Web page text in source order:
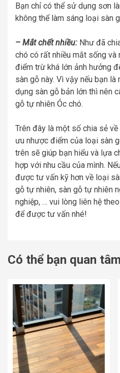
Bạn chỉ có thể sử dụng sơn
không thể làm sáng loại sàn
– Mắt chết nhiều: Như đã
chó có rất nhiều mắt sống
điểm trừ khá lớn ảnh hưởng
sàn gỗ này. Vì vậy nếu bạn
dụng sàn gỗ bản lớn thì nên
gỗ tự nhiên Óc chó.
Trên đây là một số chia sẻ
ưu nhược điểm của loại sàn
trên sẽ giúp bạn hiểu và lựa
hợp với nhu cầu của mình.
được tư vấn kỹ hơn về loại
gỗ tự nhiên, sàn gỗ tự nhiên
nghiệp, … vui lòng liên hệ
để được tư vấn nhé!
Có thể bạn quan tâm